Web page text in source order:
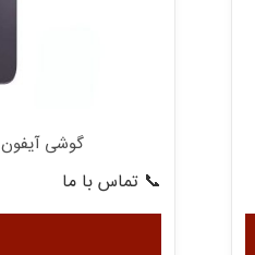
گوشی آیفون 14 اپل حافظه 128 گیگابایت
📞 تماس با ما